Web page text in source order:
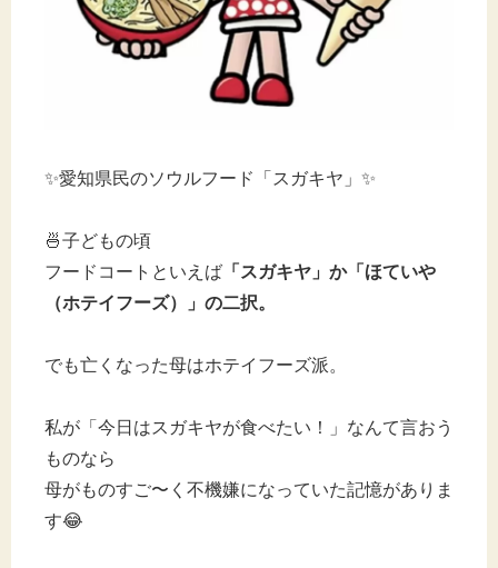
✨愛知県民のソウルフード「スガキヤ」✨
🍜子どもの頃
フードコートといえば 「スガキヤ」か「ほていや
（ホテイフーズ）」の二択。
でも亡くなった母はホテイフーズ派。
私が「今日はスガキヤが食べたい！」なんて言おう
ものなら
母がものすご〜く不機嫌になっていた記憶がありま
す😂